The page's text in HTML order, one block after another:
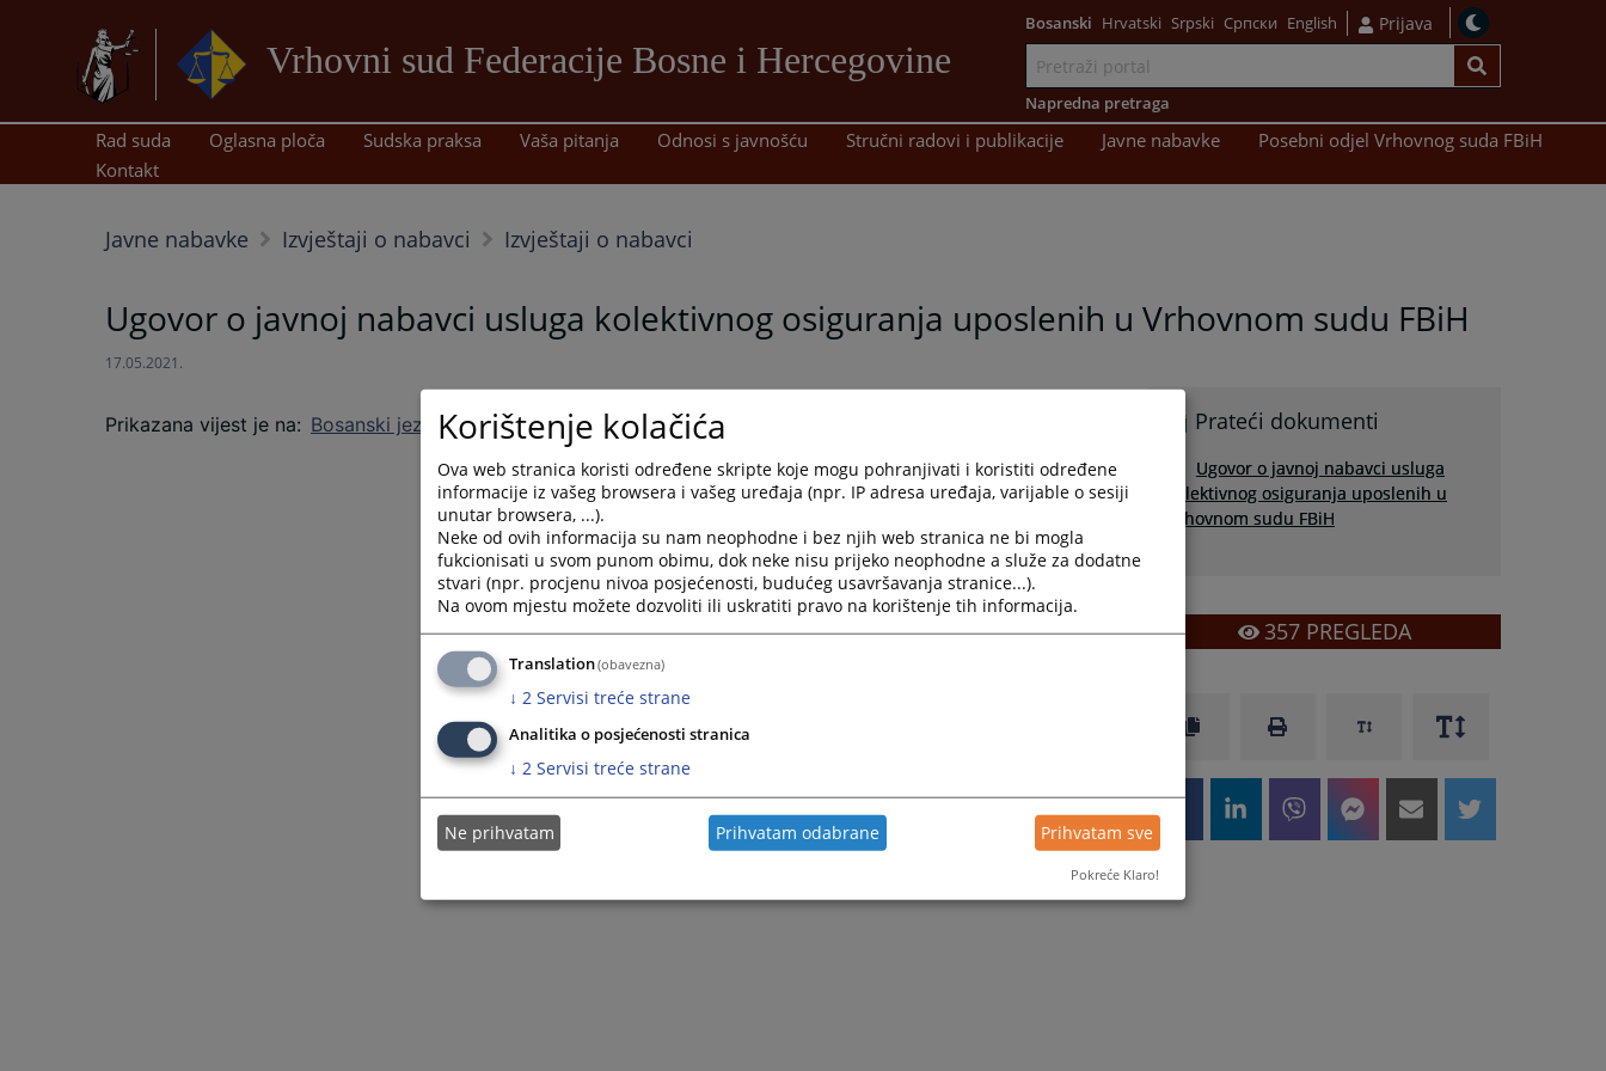
Vrhovni sud Federacije Bosne i Hercegovine
sadržaj
Bosanski Hrvatski Srpski Српски English Prijava
Napredna pretraga
Rad suda Oglasna ploča Sudska praksa Vaša pitanja Odnosi s javnošću Stručni radovi i publikacije Javne nabavke
Posebni odjel Vrhovnog suda FBiH
Kontakt
Javne nabavke Izvještaji o nabavci Izvještaji o nabavci
Ugovor o javnoj nabavci usluga kolektivnog osiguranja uposlenih u Vrhovnom sudu FBiH
17.05.2021.
Prikazana vijest je na: Bosanski jezik Prateći dokumenti
Ugovor o javnoj nabavci usluga
kolektivnog osiguranja uposlenih u
Vrhovnom sudu FBiH
357PREGLEDA
Korištenje kolačića
Ova web stranica koristi određene skripte koje mogu pohranjivati i koristiti određene
informacije iz vašeg browsera i vašeg uređaja (npr. IP adresa uređaja, varijable o sesiji
unutar browsera, ...).
Neke od ovih informacija su nam neophodne i bez njih web stranica ne bi mogla
fukcionisati u svom punom obimu, dok neke nisu prijeko neophodne a služe za dodatne
stvari (npr. procjenu nivoa posjećenosti, budućeg usavršavanja stranice...).
Na ovom mjestu možete dozvoliti ili uskratiti pravo na korištenje tih informacija.
Translation(obavezna)
↓ 2 Servisi treće strane
Analitika o posjećenosti stranica
↓ 2 Servisi treće strane
Ne prihvatam Prihvatam odabrane Prihvatam sve
Pokreće Klaro!